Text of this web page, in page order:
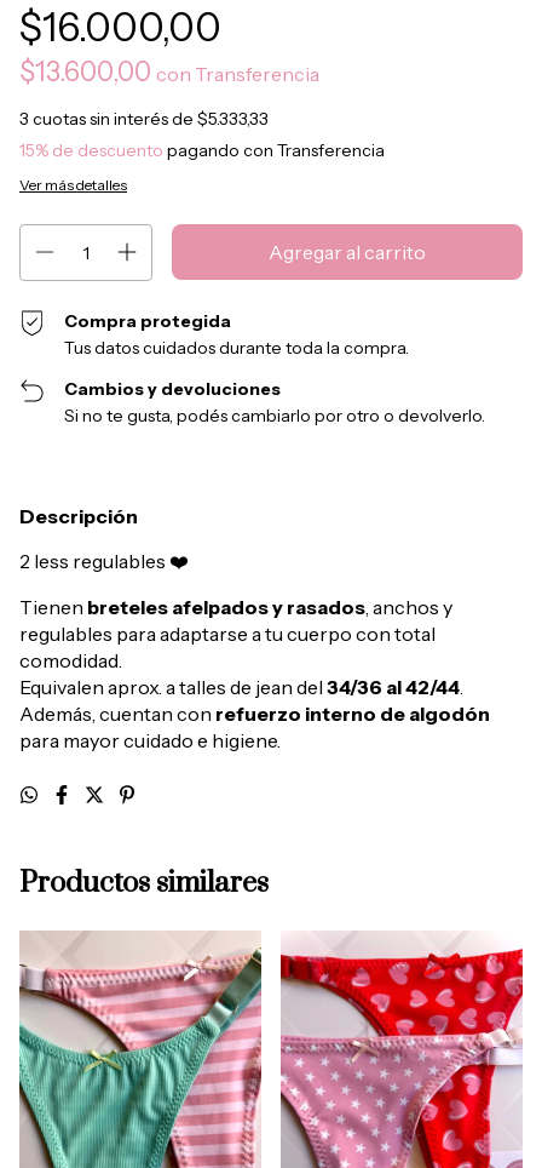
$16.000,00
$13.600,00 con Transferencia
3 cuotas sin interés de $5.333,33
15% de descuento pagando con Transferencia
Ver más detalles
Compra protegida
Tus datos cuidados durante toda la compra.
Cambios y devoluciones
Si no te gusta, podés cambiarlo por otro o devolverlo.
Descripción
2 less regulables ❤️
Tienen breteles afelpados y rasados, anchos y
regulables para adaptarse a tu cuerpo con total
comodidad.
Equivalen aprox. a talles de jean del 34/36 al 42/44.
Además, cuentan con refuerzo interno de algodón
para mayor cuidado e higiene.
Productos similares